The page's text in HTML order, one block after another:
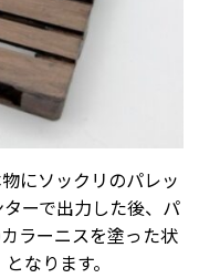
にソックリのパレッ
ーで出力した後、パ
ラーニスを塗った状
となります。